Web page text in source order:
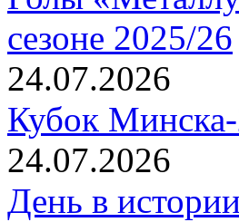
сезоне 2025/26
24.07.2026
Кубок
24.07.2026
День в